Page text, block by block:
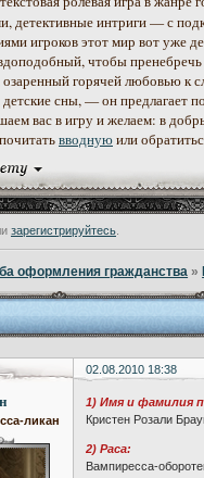
детективные интриги — с
игроков этот мир вот уже
чтобы
горячей любовью к
сны, — он предлагает
вас в игру и желаем: в
вводнуюили
зарегистрируйтесь
оформления гражданства »
02.08.2010 18:38
ликан
1) Имя и фамилия
Кристен Розали
2) Раса:
Вампиресса-